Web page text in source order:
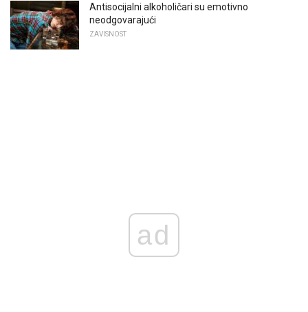
Antisocijalni alkoholičari su emotivno
neodgovarajući
ZAVISNOST
ad